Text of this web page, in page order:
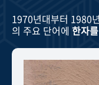
기록물 아카이브
사진 아카이브 문서
1970년대부터 1980
의 주요 단어에 한자